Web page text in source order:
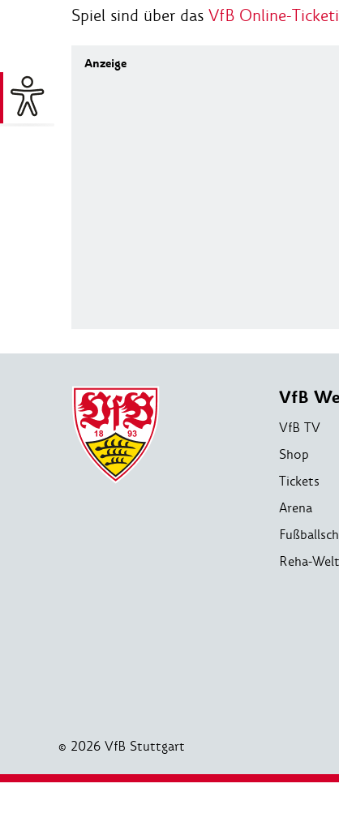
Spiel sind über das VfB Online-
VfB
VfB TV
Shop
Tickets
Arena
Reha-Welt
© 2026 VfB Stuttgart